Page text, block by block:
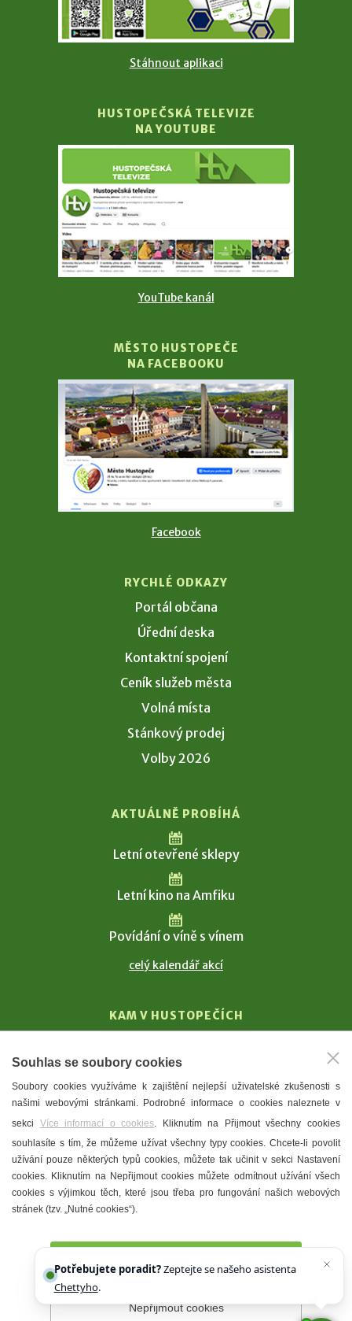
Stáhnout aplikaci
HUSTOPEČSKÁ TELEVIZE
NA YOUTUBE
YouTube kanál
MĚSTO HUSTOPEČE
NA FACEBOOKU
Facebook
RYCHLÉ ODKAZY
Portál občana
Úřední deska
Kontaktní spojení
Ceník služeb města
Volná místa
Stánkový prodej
Volby 2026
AKTUÁLNĚ PROBÍHÁ
Letní otevřené sklepy
Letní kino na Amfiku
Povídání o víně s vínem
celý kalendář akcí
KAM V HUSTOPEČÍCH
T. G. Masaryk
Mandloně
Ubytování
Restaurace
Městské muzeum a galerie
Denní meníčka
Prohlášení o přístupnosti Správce webu 2026 © Město
Souhlas se soubory cookies
Soubory cookies využíváme k zajištění nejlepší uživatelské zkušenosti s
našimi webovými stránkami. Podrobné informace o cookies naleznete v
sekci Více informací o cookies. Kliknutím na Přijmout všechny cookies
souhlasíte s tím, že můžeme užívat všechny typy cookies. Chcete-li povolit
užívání pouze některých typů cookies, můžete tak učinit v sekci Nastavení
cookies. Kliknutím na Nepřijmout cookies můžete odmítnout užívání všech
cookies s výjimkou těch, které jsou třeba pro fungování našich webových
stránek (tzv. „Nutné cookies“).
Nepřijmout cookies
Potřebujete poradit?Zeptejte se našeho asistenta
Chettyho.